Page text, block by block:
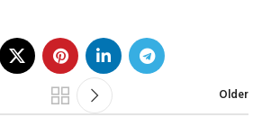
Older